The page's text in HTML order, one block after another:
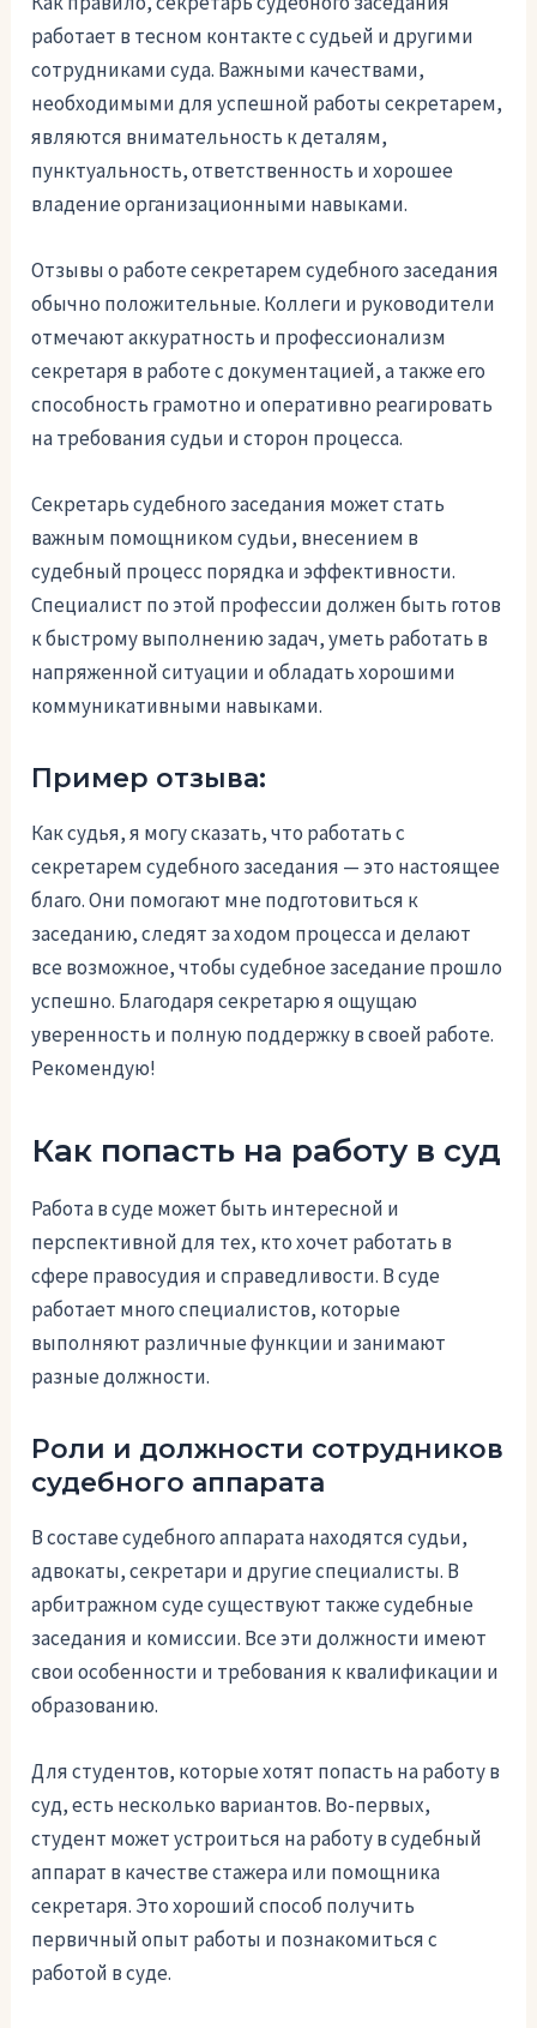
работает в тесном контакте с судьей и другими
сотрудниками суда. Важными качествами,
необходимыми для успешной работы секретарем,
являются внимательность к деталям,
пунктуальность, ответственность и хорошее
владение организационными навыками.
Отзывы о работе секретарем судебного заседания
обычно положительные. Коллеги и руководители
отмечают аккуратность и профессионализм
секретаря в работе с документацией, а также его
способность грамотно и оперативно реагировать
на требования судьи и сторон процесса.
Секретарь судебного заседания может стать
важным помощником судьи, внесением в
судебный процесс порядка и эффективности.
Специалист по этой профессии должен быть готов
к быстрому выполнению задач, уметь работать в
напряженной ситуации и обладать хорошими
коммуникативными навыками.
Пример отзыва:
Как судья, я могу сказать, что работать с
секретарем судебного заседания — это настоящее
благо. Они помогают мне подготовиться к
заседанию, следят за ходом процесса и делают
все возможное, чтобы судебное заседание прошло
успешно. Благодаря секретарю я ощущаю
уверенность и полную поддержку в своей работе.
Рекомендую!
Как попасть на работу в суд
Работа в суде может быть интересной и
перспективной для тех, кто хочет работать в
сфере правосудия и справедливости. В суде
работает много специалистов, которые
выполняют различные функции и занимают
разные должности.
Роли и должности сотрудников
судебного аппарата
В составе судебного аппарата находятся судьи,
адвокаты, секретари и другие специалисты. В
арбитражном суде существуют также судебные
заседания и комиссии. Все эти должности имеют
свои особенности и требования к квалификации и
образованию.
Для студентов, которые хотят попасть на работу в
суд, есть несколько вариантов. Во-первых,
студент может устроиться на работу в судебный
аппарат в качестве стажера или помощника
секретаря. Это хороший способ получить
первичный опыт работы и познакомиться с
работой в суде.